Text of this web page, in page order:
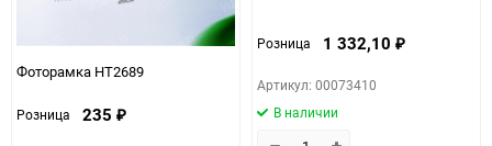
Фоторамка HT2689
Розница 235 ₽
Розница 1 332,10 ₽
Артикул: 00073410
В наличии